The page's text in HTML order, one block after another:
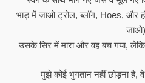
भाड़ में जाओ ट्रोल, ब्लॉग, Hoes, और
जाओ)
उसके सिर में मारा और वह बच गया,
मुझे कोई भुगतान नहीं छोड़ना है,